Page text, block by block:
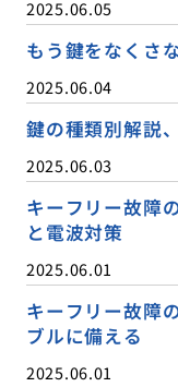
2025.06.05
もう鍵をなくさ
2025.06.04
鍵の種類別解説
2025.06.03
キーフリー故障
と電波対策
2025.06.01
キーフリー故障
ブルに備える
2025.06.01